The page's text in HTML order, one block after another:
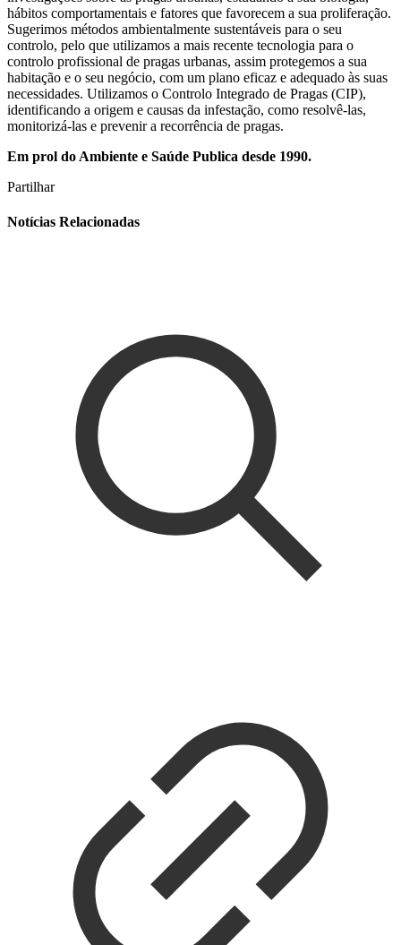
hábitos comportamentais e fatores que favorecem a sua proliferação.
Sugerimos métodos ambientalmente sustentáveis para o seu
controlo, pelo que utilizamos a mais recente tecnologia para o
controlo profissional de pragas urbanas, assim protegemos a sua
habitação e o seu negócio, com um plano eficaz e adequado às suas
necessidades. Utilizamos o Controlo Integrado de Pragas (CIP),
identificando a origem e causas da infestação, como resolvê-las,
monitorizá-las e prevenir a recorrência de pragas.
Em prol do Ambiente e Saúde Publica desde 1990.
Partilhar
Notícias Relacionadas